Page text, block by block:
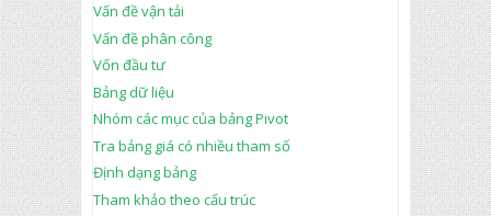
Vấn đề vận tải
Vấn đề phân công
Vốn đầu tư
Bảng dữ liệu
Nhóm các mục của bảng Pivot
Tra bảng giá có nhiều tham số
Định dạng bảng
Tham khảo theo cấu trúc